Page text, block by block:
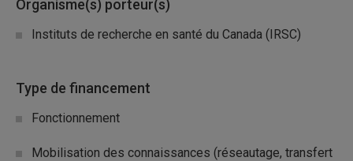
Organisme(s) porteur(s)
Instituts de recherche en santé du Canada (IRSC)
Type de financement
Fonctionnement
Mobilisation des connaissances (réseautage, transfert